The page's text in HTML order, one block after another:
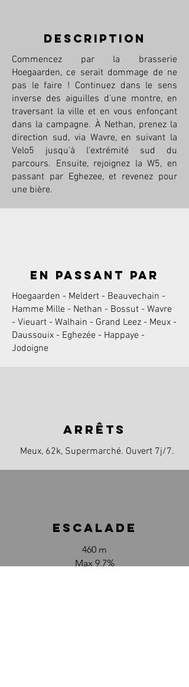
description
Commencez par la brasserie
Hoegaarden, ce serait dommage de ne
pas le faire ! Continuez dans le sens
inverse des aiguilles d'une montre, en
traversant la ville et en vous enfonçant
dans la campagne. À Nethan, prenez la
direction sud, via Wavre, en suivant la
Velo5 jusqu'à l'extrémité sud du
parcours. Ensuite, rejoignez la W5, en
passant par Eghezee, et revenez pour
une bière.
en passant par
Hoegaarden - Meldert - Beauvechain -
Hamme Mille - Nethan - Bossut - Wavre
- Vieuart - Walhain - Grand Leez - Meux -
Daussouix - Eghezée - Happaye -
Jodoigne
arrêts
Meux, 62k, Supermarché. Ouvert 7j/7.
escalade
460 m
Max 9,7%